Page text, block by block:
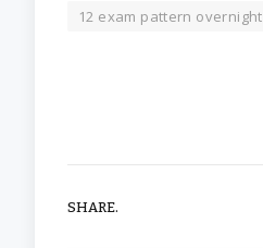
12 exam pattern overnight
SHARE.